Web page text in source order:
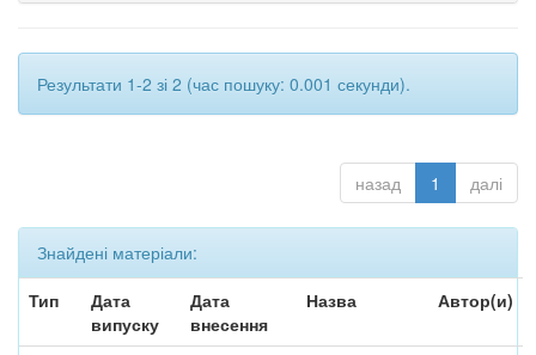
Результати 1-2 зі 2 (час пошуку: 0.001 секунди).
назад 1 далі
Знайдені матеріали:
Тип
Дата
випуску
Дата
внесення
Назва Автор(и)